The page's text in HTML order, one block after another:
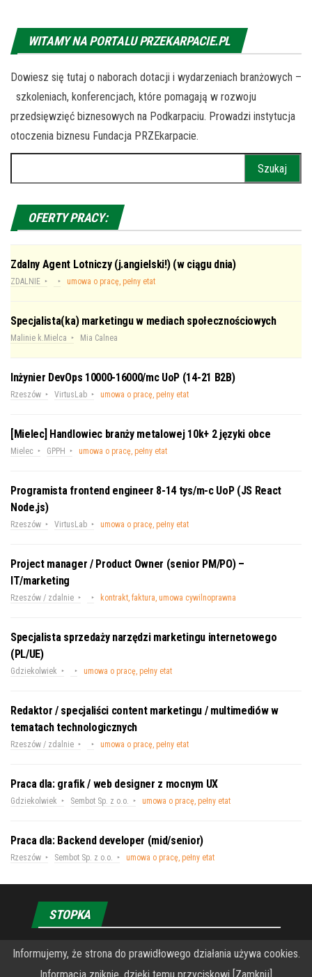
WITAMY NA PORTALU PRZEKARPACIE.PL
Dowiesz się tutaj o naborach dotacji i wydarzeniach branżowych –
szkoleniach, konferencjach, które pomagają w rozwoju
przedsięwzięć biznesowych na Podkarpaciu. Prowadzi instytucja
otoczenia biznesu Fundacja PRZEkarpacie.
OFERTY PRACY:
Zdalny Agent Lotniczy (j.angielski!) (w ciągu dnia)
ZDALNIE umowa o pracę, pełny etat
Specjalista(ka) marketingu w mediach społecznościowych
Malinie k.Mielca Mia Calnea
Inżynier DevOps 10000-16000/mc UoP (14-21 B2B)
Rzeszów VirtusLab umowa o pracę, pełny etat
[Mielec] Handlowiec branży metalowej 10k+ 2 języki obce
Mielec GPPH umowa o pracę, pełny etat
Programista frontend engineer 8-14 tys/m-c UoP (JS React
Node.js)
Rzeszów VirtusLab umowa o pracę, pełny etat
Project manager / Product Owner (senior PM/PO) –
IT/marketing
Rzeszów / zdalnie kontrakt, faktura, umowa cywilnoprawna
Specjalista sprzedaży narzędzi marketingu internetowego
(PL/UE)
Gdziekolwiek umowa o pracę, pełny etat
Redaktor / specjaliści content marketingu / multimediów w
tematach technologicznych
Rzeszów / zdalnie umowa o pracę, pełny etat
Praca dla: grafik / web designer z mocnym UX
Gdziekolwiek Sembot Sp. z o.o. umowa o pracę, pełny etat
Praca dla: Backend developer (mid/senior)
Rzeszów Sembot Sp. z o.o. umowa o pracę, pełny etat
STOPKA
O Fundacji PRZEkarpacie
Informujemy, że strona do prawidłowego działania używa cookies.